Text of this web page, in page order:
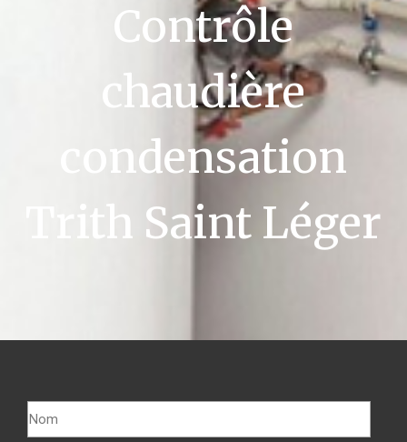
Contrôle
chaudière
condensation
Trith Saint Léger